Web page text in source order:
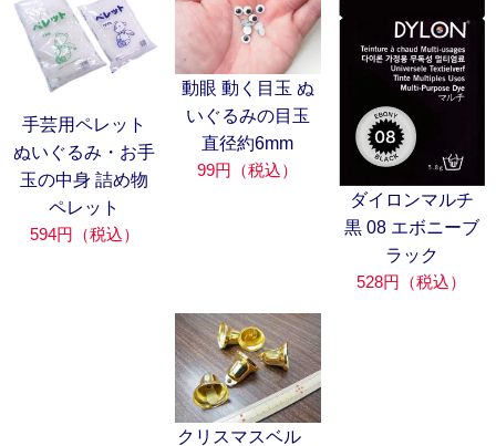
手芸用ペレット
ぬいぐるみ・お手
玉の中身 詰め物
ペレット
594円（税込）
動眼 動く目玉 ぬ
いぐるみの目玉
直径約6mm
99円（税込）
ダイロンマルチ
黒 08 エボニーブ
ラック
528円（税込）
クリスマスベル